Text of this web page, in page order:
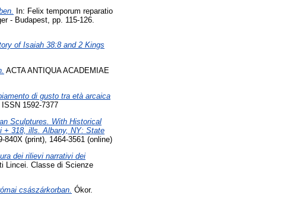
In: Felix temporum reparatio
- Budapest, pp. 115-126.
of Isaiah 38:8 and 2 Kings
ACTA ANTIQUA ACADEMIAE
di gusto tra età arcaica
1592-7377
Sculptures. With Historical
+ 318, ills. Albany, NY: State
(print), 1464-3561 (online)
dei rilievi narrativi dei
Lincei. Classe di Scienze
császárkorban. Ókor.